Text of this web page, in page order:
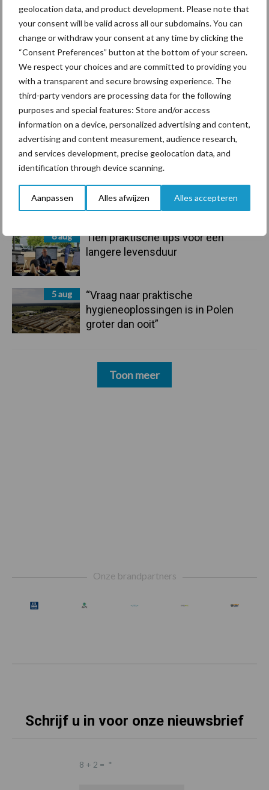
geolocation data, and product development. Please note that
your consent will be valid across all our subdomains. You can
change or withdraw your consent at any time by clicking the
“Consent Preferences” button at the bottom of your screen.
We respect your choices and are committed to providing you
with a transparent and secure browsing experience. The
third-party vendors are processing data for the following
purposes and special features: Store and/or access
information on a device, personalized advertising and content,
advertising and content measurement, audience research,
and services development, precise geolocation data, and
identification through device scanning.
Aanpassen Alles afwijzen Alles accepteren
Primaire
Sidebar
Recent nieuws Partner nieuws
7 aug
Grondstoffenmarkt blijft grillig:
droogte en geopolitiek houden
handel in de greep
7 aug
De speenhuid: een vaak
onderschatte risicofactor voor
mastitis
ForFarmers ziet volume en
Nederlandse markt
6 aug
Tien praktische tips voor een
langere levensduur
5 aug
“Vraag naar praktische
hygieneoplossingen is in Polen
groter dan ooit”
Toon meer
Onze brandpartners
Schrijf u in voor onze nieuwsbrief
8 + 2 = *